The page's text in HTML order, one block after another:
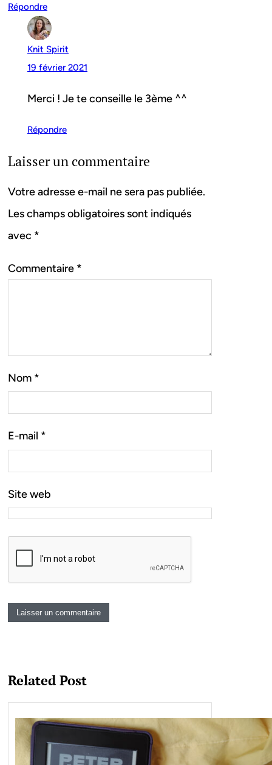
Répondre
Knit Spirit
19 février 2021
Merci ! Je te conseille le 3ème ^^
Répondre
Laisser un commentaire
Votre adresse e-mail ne sera pas publiée.
Les champs obligatoires sont indiqués
avec *
Commentaire *
Nom *
E-mail *
Site web
Related Post